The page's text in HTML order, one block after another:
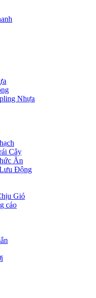
Nhựa
Cây
Ăn
Động
Gió
cáo